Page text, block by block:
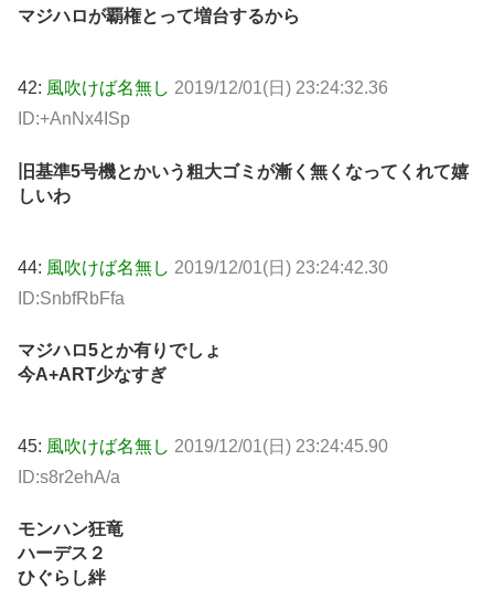
マジハロが覇権とって増台するから
42: 風吹けば名無し 2019/12/01(日) 23:24:32.36
ID:+AnNx4ISp
旧基準5号機とかいう粗大ゴミが漸く無くなってくれて嬉
しいわ
44: 風吹けば名無し 2019/12/01(日) 23:24:42.30
ID:SnbfRbFfa
マジハロ5とか有りでしょ
今A+ART少なすぎ
45: 風吹けば名無し 2019/12/01(日) 23:24:45.90
ID:s8r2ehA/a
モンハン狂竜
ハーデス２
ひぐらし絆